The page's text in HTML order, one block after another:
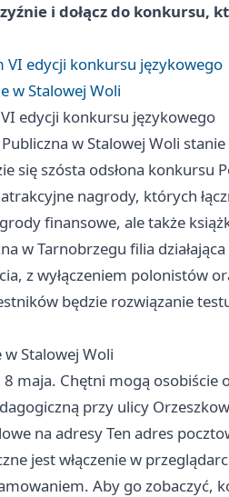
i dołącz do konkursu,
edycji konkursu językowego
w Stalowej Woli
edycji konkursu językowego
w Stalowej Woli
się szósta odsłona konkursu
nagrody, których
finansowe, ale także
w Tarnobrzegu filia
z wyłączeniem polonistów
będzie rozwiązanie
w Stalowej Woli
8 maja. Chętni mogą
przy ulicy
na adresy Ten adres
jest włączenie w
Aby go zobaczyć,